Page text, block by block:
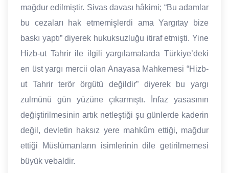
mağdur edilmiştir. Sivas davası hâkimi; “Bu adamlar
bu cezaları hak etmemişlerdi ama Yargıtay bize
baskı yaptı” diyerek hukuksuzluğu itiraf etmişti. Yine
Hizb-ut Tahrir ile ilgili yargılamalarda Türkiye’deki
en üst yargı mercii olan Anayasa Mahkemesi “Hizb-
ut Tahrir terör örgütü değildir” diyerek bu yargı
zulmünü gün yüzüne çıkarmıştı. İnfaz yasasının
değiştirilmesinin artık netleştiği şu günlerde kaderin
değil, devletin haksız yere mahkûm ettiği, mağdur
ettiği Müslümanların isimlerinin dile getirilmemesi
büyük vebaldir.